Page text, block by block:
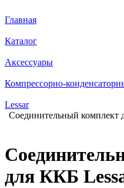
Главная
Каталог
Аксессуары
Компрессорно-
Lessar
Соединительный комплект
для ККБ